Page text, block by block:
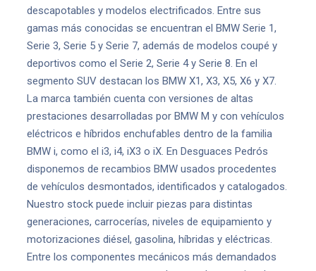
descapotables y modelos electrificados. Entre sus
gamas más conocidas se encuentran el BMW Serie 1,
Serie 3, Serie 5 y Serie 7, además de modelos coupé y
deportivos como el Serie 2, Serie 4 y Serie 8. En el
segmento SUV destacan los BMW X1, X3, X5, X6 y X7.
La marca también cuenta con versiones de altas
prestaciones desarrolladas por BMW M y con vehículos
eléctricos e híbridos enchufables dentro de la familia
BMW i, como el i3, i4, iX3 o iX. En Desguaces Pedrós
disponemos de recambios BMW usados procedentes
de vehículos desmontados, identificados y catalogados.
Nuestro stock puede incluir piezas para distintas
generaciones, carrocerías, niveles de equipamiento y
motorizaciones diésel, gasolina, híbridas y eléctricas.
Entre los componentes mecánicos más demandados